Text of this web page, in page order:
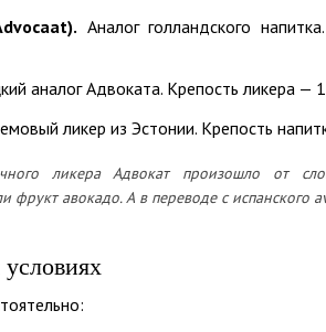
Аналог голландского
аналог Адвоката. Крепость ликера —
ликер из Эстонии. Крепость
ликера Адвокат произошло от
фрукт авокадо. А в переводе с испанского